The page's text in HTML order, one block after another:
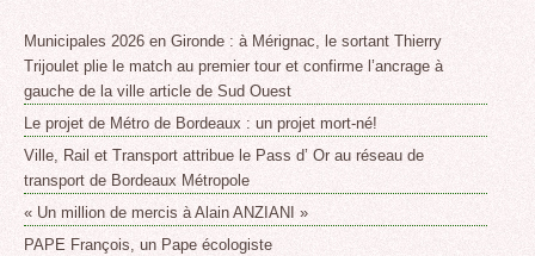
Municipales 2026 en Gironde : à Mérignac, le sortant Thierry
Trijoulet plie le match au premier tour et confirme l’ancrage à
gauche de la ville article de Sud Ouest
Le projet de Métro de Bordeaux : un projet mort-né!
Ville, Rail et Transport attribue le Pass d’ Or au réseau de
transport de Bordeaux Métropole
« Un million de mercis à Alain ANZIANI »
PAPE François, un Pape écologiste